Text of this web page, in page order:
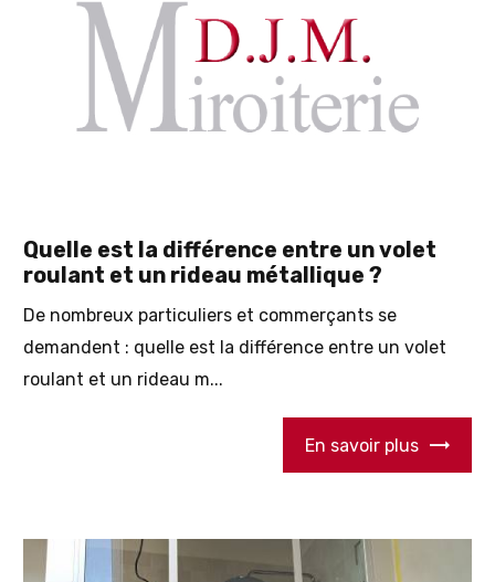
Quelle est la différence entre un volet
roulant et un rideau métallique ?
De nombreux particuliers et commerçants se
demandent : quelle est la différence entre un volet
roulant et un rideau m...
En savoir plus